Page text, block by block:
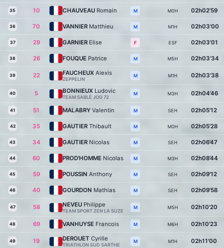
35 10 CHAUVEAU Romain M M0H 02h02'59
36 70 VANNIER Matthieu M M1H 02h03'00
37 29 GARNIER Elise F ESF 02h03'01
38 26 FOUQUE Patrice M M5H 02h03'34
39 22 FAUCHEUX Alexis
ZEPPELIN
M M1H 02h03'38
40 5 BONNIEUX Ludovic
TEAM SABLÉ JOG 72
M M3H 02h04'46
41 51 MALABRY Valentin M SEH 02h05'12
42 35 GAUTIER Thibault M M0H 02h05'28
43 34 GAUTIER Nicolas M SEH 02h06'47
44 60 PROD'HOMME Nicolas M M3H 02h08'44
45 59 POUSSIN Anthony M SEH 02h09'12
46 40 GOURDON Mathias M SEH 02h09'58
47 58 NEVEU Philippe
TEAM SPORT ZEN LA SUZE
M M5H 02h10'20
48 69 VANHUYSE Francois M M6H 02h10'23
49 19 DEROUET Cyrille
TRIATHLON SUD SARTHE
M M1H 02h11'00